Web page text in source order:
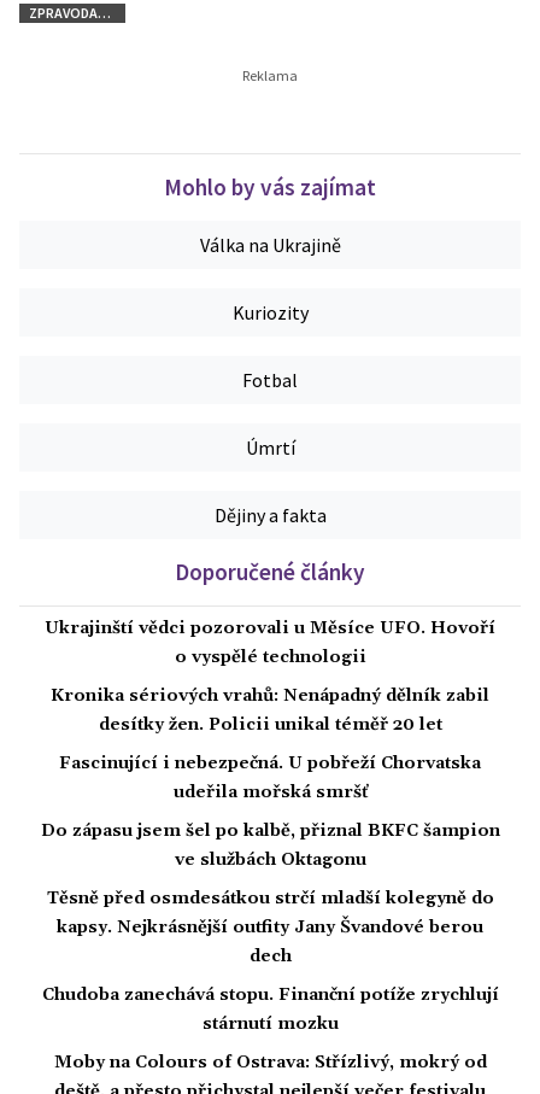
ZPRAVODAJSTVÍ
Mohlo by vás zajímat
Válka na Ukrajině
Kuriozity
Fotbal
Úmrtí
Dějiny a fakta
Doporučené články
Ukrajinští vědci pozorovali u Měsíce UFO. Hovoří
o vyspělé technologii
Kronika sériových vrahů: Nenápadný dělník zabil
desítky žen. Policii unikal téměř 20 let
Fascinující i nebezpečná. U pobřeží Chorvatska
udeřila mořská smršť
Do zápasu jsem šel po kalbě, přiznal BKFC šampion
ve službách Oktagonu
Těsně před osmdesátkou strčí mladší kolegyně do
kapsy. Nejkrásnější outfity Jany Švandové berou
dech
Chudoba zanechává stopu. Finanční potíže zrychlují
stárnutí mozku
Moby na Colours of Ostrava: Střízlivý, mokrý od